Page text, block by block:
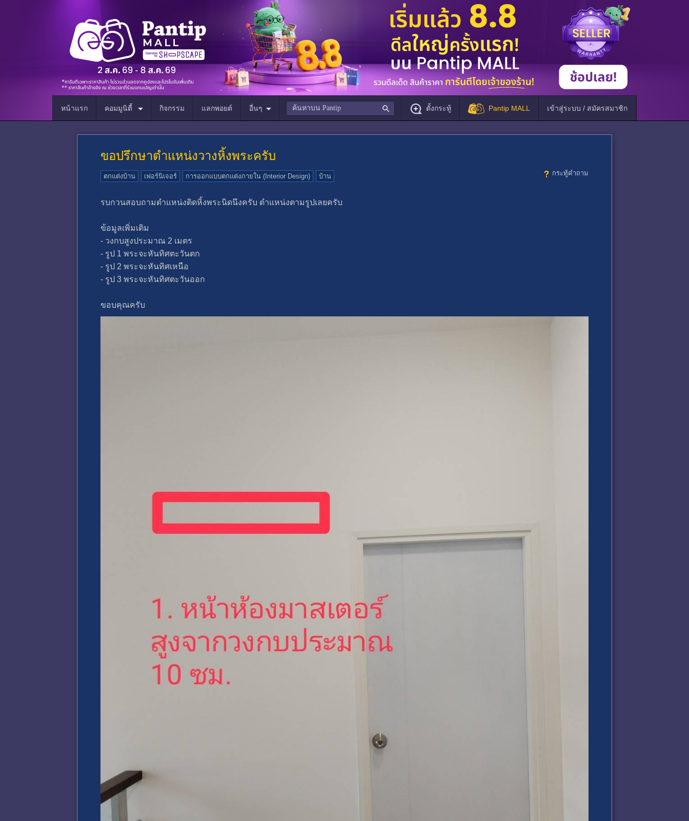
หน้าแรก คอมมูนิตี้ กิจกรรม แลกพอยต์ อื่นๆ ตั้งกระทู้ Pantip MALL เข้าสู่ระบบ / สมัครสมาชิก
ขอปรึกษาตำแหน่งวางหิ้งพระครับ
กระทู้คำถาม
ตกแต่งบ้าน เฟอร์นิเจอร์ การออกแบบตกแต่งภายใน (Interior Design) บ้าน
รบกวนสอบถามตำแหน่งติดหิ้งพระนิดนึงครับ ตำแหน่งตามรูปเลยครับ
ข้อมูลเพิ่มเติม
- วงกบสูงประมาณ 2 เมตร
- รูป 1 พระจะหันทิศตะวันตก
- รูป 2 พระจะหันทิศเหนือ
- รูป 3 พระจะหันทิศตะวันออก
ขอบคุณครับ